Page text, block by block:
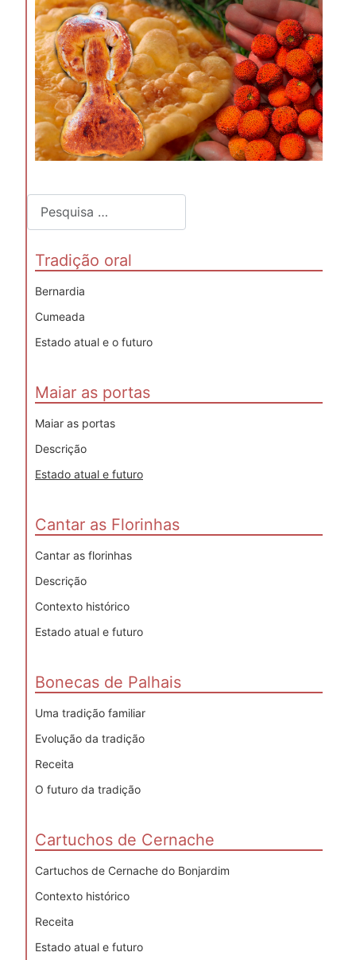
Tradição oral
Bernardia
Cumeada
Estado atual e o futuro
Maiar as portas
Maiar as portas
Descrição
Estado atual e futuro
Cantar as Florinhas
Cantar as florinhas
Descrição
Contexto histórico
Estado atual e futuro
Bonecas de Palhais
Uma tradição familiar
Evolução da tradição
Receita
O futuro da tradição
Cartuchos de Cernache
Cartuchos de Cernache do Bonjardim
Contexto histórico
Receita
Estado atual e futuro